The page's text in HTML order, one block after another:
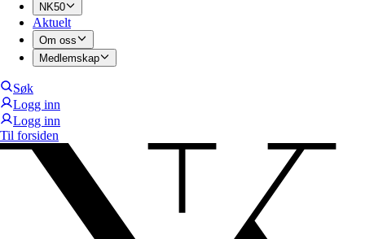
NK50
Aktuelt
Om oss
Medlemskap
Søk
Logg inn
Logg inn
Til forsiden